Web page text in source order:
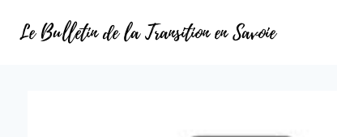
Le Bulletin de la Transition en Savoie